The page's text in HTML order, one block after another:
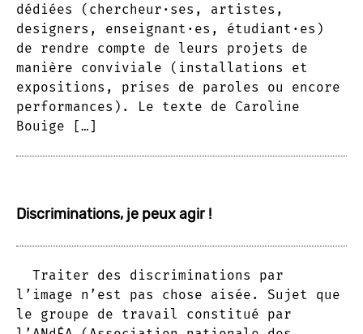
dédiées (chercheur·ses, artistes,
designers, enseignant·es, étudiant·es)
de rendre compte de leurs projets de
manière conviviale (installations et
expositions, prises de paroles ou encore
performances). Le texte de Caroline
Bouige […]
Discriminations, je peux agir !
Traiter des discriminations par
l’image n’est pas chose aisée. Sujet que
le groupe de travail constitué par